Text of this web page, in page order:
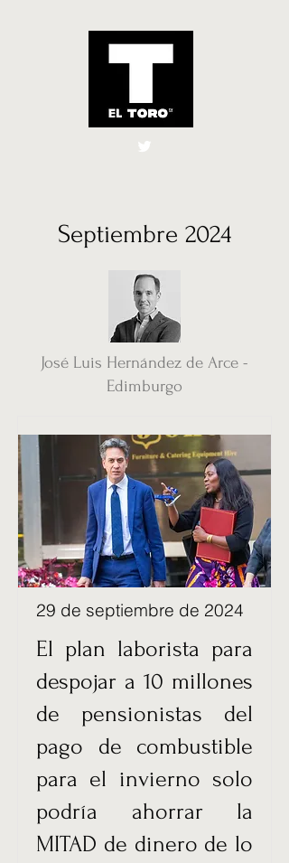
El Toro España
Septiembre 2024
José Luis Hernández de Arce -
Edimburgo
29 de septiembre de 2024
El plan laborista para
despojar a 10 millones
de pensionistas del
pago de combustible
para el invierno solo
podría ahorrar la
MITAD de dinero de lo